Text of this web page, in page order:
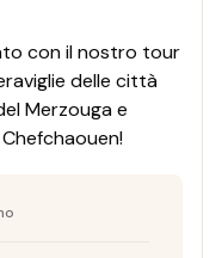
con il nostro tour
delle città
Merzouga e